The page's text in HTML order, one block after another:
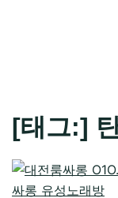
[태그:]